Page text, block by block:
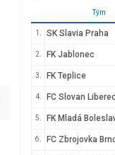
Tým
1. SK Slavia Praha
2. FK Jablonec
3. FK Teplice
4. FC Slovan Liberec
5. FK Mladá
6. FC Zbrojovka